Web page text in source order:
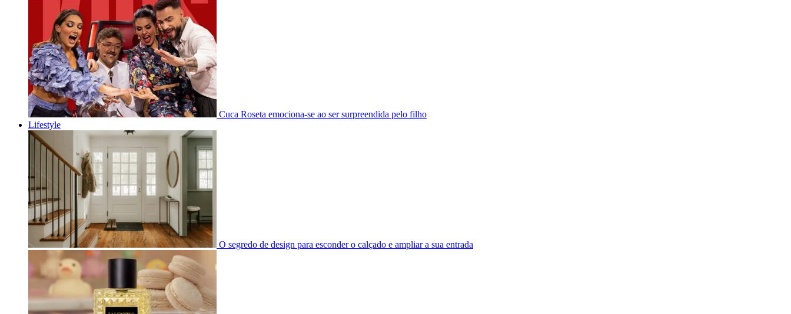
Cuca Roseta emociona-se ao ser surpreendida pelo filho
Lifestyle
O segredo de design para esconder o calçado e ampliar a sua entrada